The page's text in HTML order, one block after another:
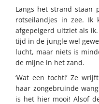
Langs het strand staan
rotseilandjes in zee. Ik
afgepeigerd uitziet als
tijd in de jungle wel
lucht, maar niets is
de mijne in het zand.
‘Wat een tocht!’ Ze
haar zongebruinde
is het hier mooi! Alsof